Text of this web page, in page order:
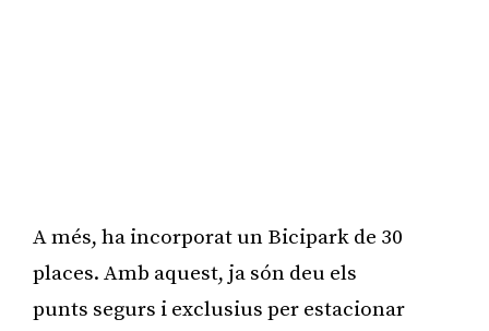
A més, ha incorporat un Bicipark de 30
places. Amb aquest, ja són deu els
punts segurs i exclusius per estacionar